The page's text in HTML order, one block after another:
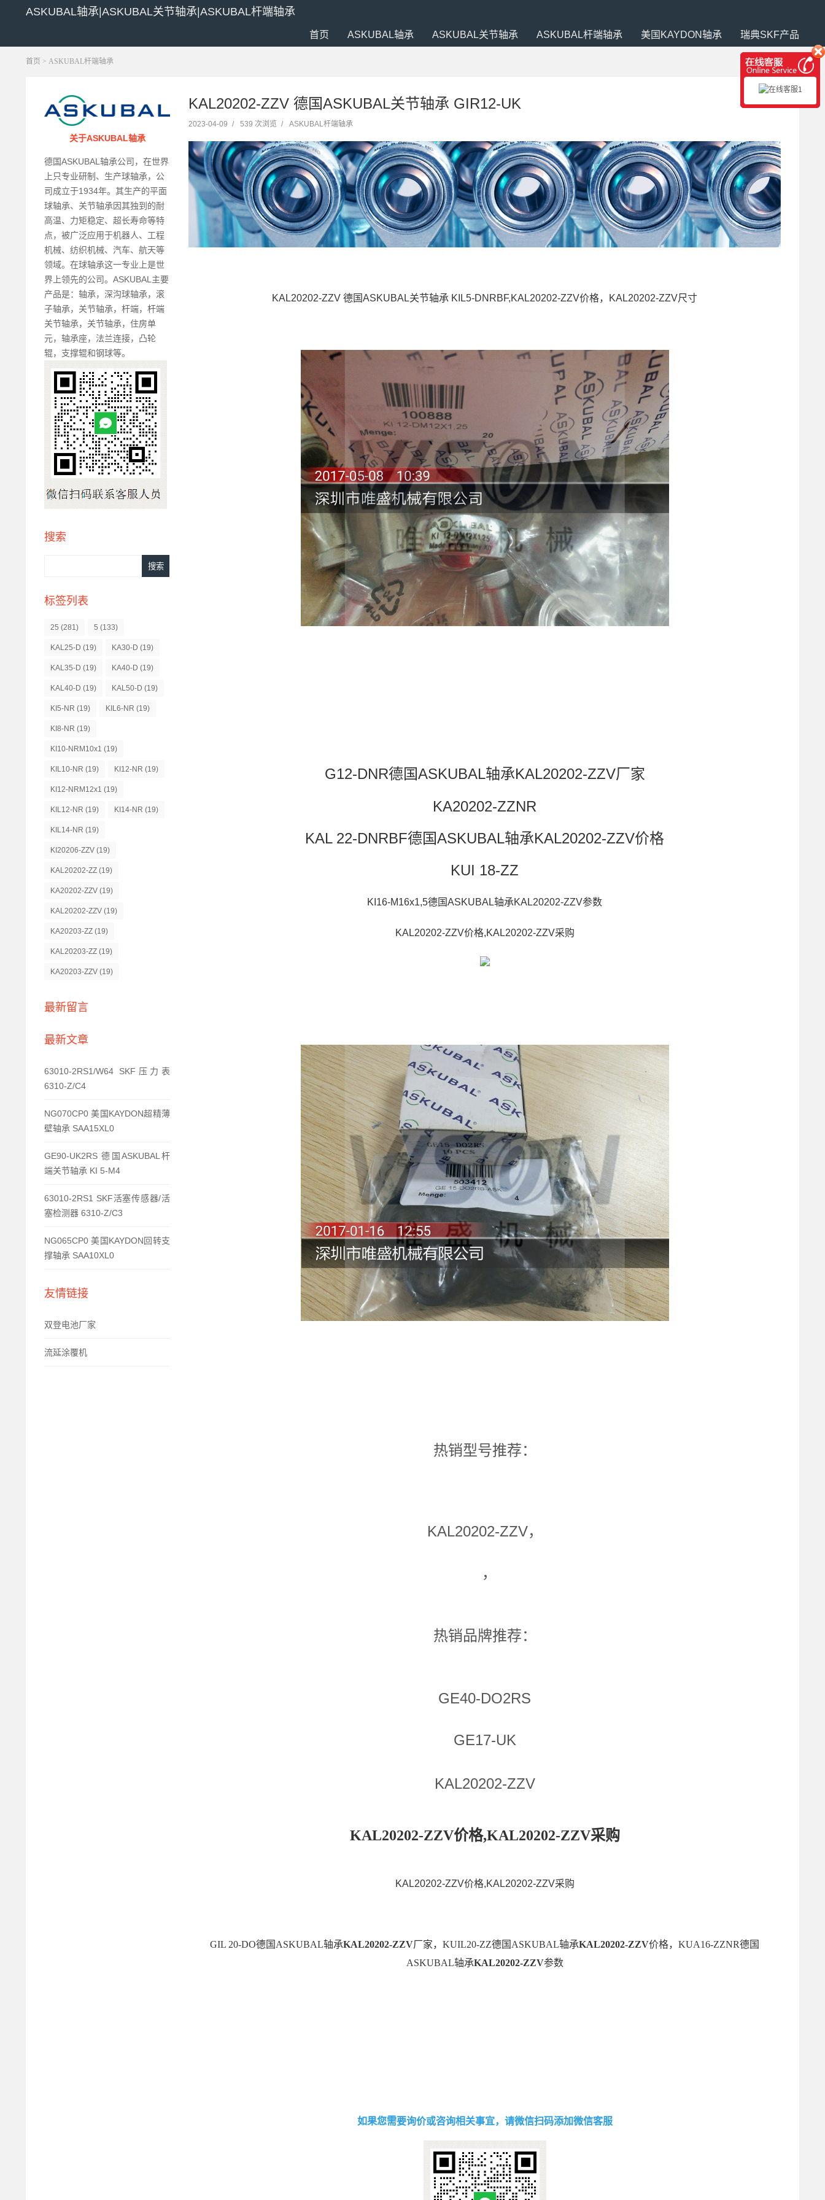
ASKUBAL轴承|ASKUBAL关节轴承|ASKUBAL杆端轴承
首页 ASKUBAL轴承 ASKUBAL关节轴承 ASKUBAL杆端轴承 美国KAYDON轴承 瑞典SKF产品
首页 > ASKUBAL杆端轴承
关于ASKUBAL轴承
德国ASKUBAL轴承公司，在世界
上只专业研制、生产球轴承，公
司成立于1934年。其生产的平面
球轴承、关节轴承因其独到的耐
高温、力矩稳定、超长寿命等特
点，被广泛应用于机器人、工程
机械、纺织机械、汽车、航天等
领域。在球轴承这一专业上是世
界上领先的公司。ASKUBAL主要
产品是：轴承，深沟球轴承，滚
子轴承，关节轴承，杆端，杆端
关节轴承，关节轴承，住房单
元，轴承座，法兰连接，凸轮
辊，支撑辊和钢球等。
搜索
标签列表
25 (281) 5 (133)
KAL25-D (19) KA30-D (19)
KAL35-D (19) KA40-D (19)
KAL40-D (19) KAL50-D (19)
KI5-NR (19) KIL6-NR (19)
KI8-NR (19)
KI10-NRM10x1 (19)
KIL10-NR (19) KI12-NR (19)
KI12-NRM12x1 (19)
KIL12-NR (19) KI14-NR (19)
KIL14-NR (19)
KI20206-ZZV (19)
KAL20202-ZZ (19)
KA20202-ZZV (19)
KAL20202-ZZV (19)
KA20203-ZZ (19)
KAL20203-ZZ (19)
KA20203-ZZV (19)
最新留言
最新文章
63010-2RS1/W64 SKF压力表
6310-Z/C4
NG070CP0 美国KAYDON超精薄
壁轴承 SAA15XL0
GE90-UK2RS 德国ASKUBAL杆
端关节轴承 KI 5-M4
63010-2RS1 SKF活塞传感器/活
塞检测器 6310-Z/C3
NG065CP0 美国KAYDON回转支
撑轴承 SAA10XL0
友情链接
双登电池厂家
流延涂覆机
KAL20202-ZZV 德国ASKUBAL关节轴承 GIR12-UK
2023-04-09 / 539 次浏览 / ASKUBAL杆端轴承
KAL20202-ZZV 德国ASKUBAL关节轴承 KIL5-DNRBF,KAL20202-ZZV价格，KAL20202-ZZV尺寸
G12-DNR德国ASKUBAL轴承KAL20202-ZZV厂家
KA20202-ZZNR
KAL 22-DNRBF德国ASKUBAL轴承KAL20202-ZZV价格
KUI 18-ZZ
KI16-M16x1,5德国ASKUBAL轴承KAL20202-ZZV参数
KAL20202-ZZV价格,KAL20202-ZZV采购
热销型号推荐：
KAL20202-ZZV，
，
热销品牌推荐：
GE40-DO2RS
GE17-UK
KAL20202-ZZV
KAL20202-ZZV价格,KAL20202-ZZV采购
KAL20202-ZZV价格,KAL20202-ZZV采购
GIL 20-DO德国ASKUBAL轴承KAL20202-ZZV厂家，KUIL20-ZZ德国ASKUBAL轴承KAL20202-ZZV价格，KUA16-ZZNR德国
ASKUBAL轴承KAL20202-ZZV参数
如果您需要询价或咨询相关事宜，请微信扫码添加微信客服